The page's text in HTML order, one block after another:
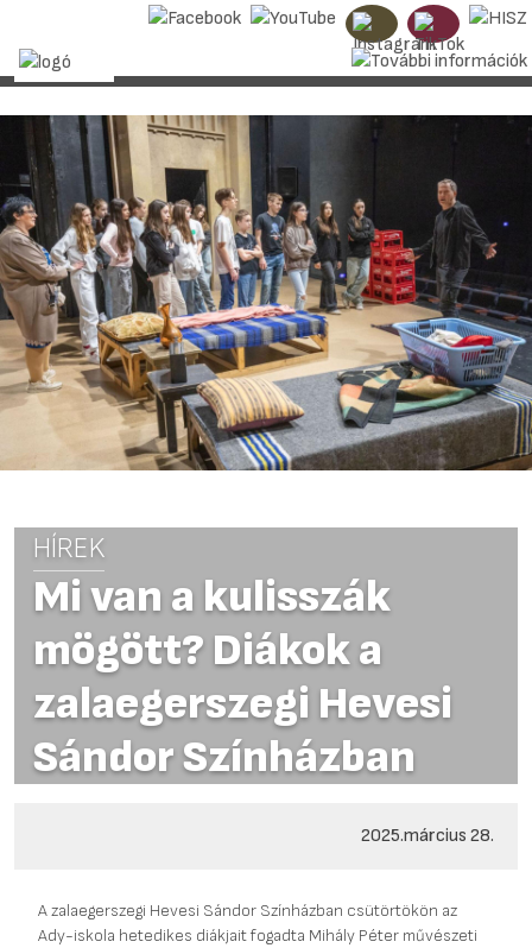
HÍREK
Mi van a kulisszák
mögött? Diákok a
zalaegerszegi Hevesi
Sándor Színházban
2025.március 28.
A zalaegerszegi Hevesi Sándor Színházban csütörtökön az
Ady-iskola hetedikes diákjait fogadta Mihály Péter művészeti